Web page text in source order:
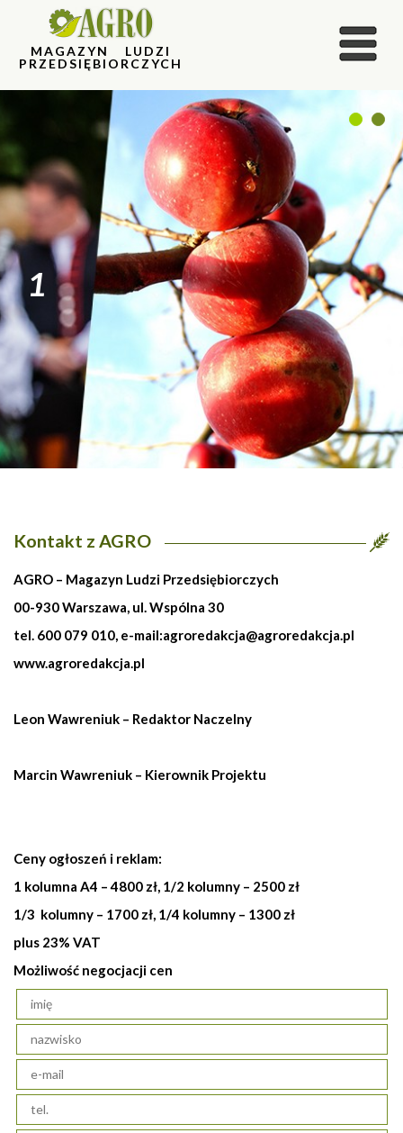
MAGAZYN LUDZI
PRZEDSIĘBIORCZYCH
1
1 2
Kontakt z AGRO
AGRO – Magazyn Ludzi Przedsiębiorczych
00-930 Warszawa, ul. Wspólna 30
tel. 600 079 010, e-mail:agroredakcja@agroredakcja.pl
www.agroredakcja.pl
Leon Wawreniuk – Redaktor Naczelny
Marcin Wawreniuk – Kierownik Projektu
Ceny ogłoszeń i reklam:
1 kolumna A4 – 4800 zł, 1/2 kolumny – 2500 zł
1/3 kolumny – 1700 zł, 1/4 kolumny – 1300 zł
plus 23% VAT
Możliwość negocjacji cen